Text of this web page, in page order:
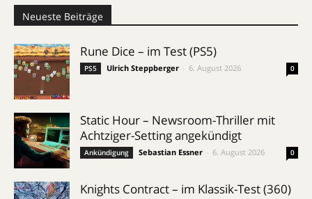
Neueste Beiträge
Rune Dice – im Test (PS5)
PS5 Ulrich Steppberger 6. August 2026 0
Static Hour – Newsroom-Thriller mit
Achtziger-Setting angekündigt
Ankündigung Sebastian Essner 6. August 2026 0
Knights Contract – im Klassik-Test (360)